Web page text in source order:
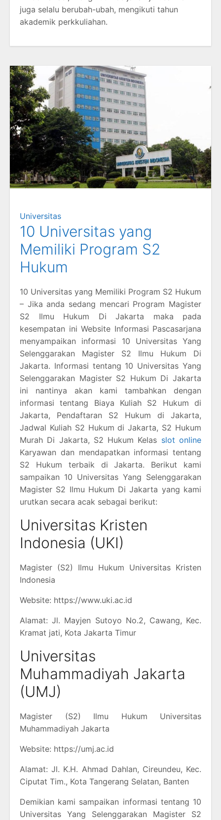
juga selalu berubah-ubah, mengikuti tahun
akademik perkkuliahan.
Universitas
10 Universitas yang
Memiliki Program S2
Hukum
10 Universitas yang Memiliki Program S2 Hukum
– Jika anda sedang mencari Program Magister
S2 Ilmu Hukum Di Jakarta maka pada
kesempatan ini Website Informasi Pascasarjana
menyampaikan informasi 10 Universitas Yang
Selenggarakan Magister S2 Ilmu Hukum Di
Jakarta. Informasi tentang 10 Universitas Yang
Selenggarakan Magister S2 Hukum Di Jakarta
ini nantinya akan kami tambahkan dengan
informasi tentang Biaya Kuliah S2 Hukum di
Jakarta, Pendaftaran S2 Hukum di Jakarta,
Jadwal Kuliah S2 Hukum di Jakarta, S2 Hukum
Murah Di Jakarta, S2 Hukum Kelas slot online
Karyawan dan mendapatkan informasi tentang
S2 Hukum terbaik di Jakarta. Berikut kami
sampaikan 10 Universitas Yang Selenggarakan
Magister S2 Ilmu Hukum Di Jakarta yang kami
urutkan secara acak sebagai berikut:
Universitas Kristen
Indonesia (UKI)
Magister (S2) Ilmu Hukum Universitas Kristen
Indonesia
Website: https://www.uki.ac.id
Alamat: Jl. Mayjen Sutoyo No.2, Cawang, Kec.
Kramat jati, Kota Jakarta Timur
Universitas
Muhammadiyah Jakarta
(UMJ)
Magister (S2) Ilmu Hukum Universitas
Muhammadiyah Jakarta
Website: https://umj.ac.id
Alamat: Jl. K.H. Ahmad Dahlan, Cireundeu, Kec.
Ciputat Tim., Kota Tangerang Selatan, Banten
Demikian kami sampaikan informasi tentang 10
Universitas Yang Selenggarakan Magister S2